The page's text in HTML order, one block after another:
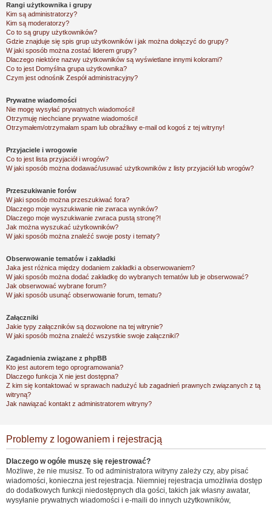
Rangi użytkownika i grupy
Kim są administratorzy?
Kim są moderatorzy?
Co to są grupy użytkowników?
Gdzie znajduje się spis grup użytkowników i jak można dołączyć do grupy?
W jaki sposób można zostać liderem grupy?
Dlaczego niektóre nazwy użytkowników są wyświetlane innymi kolorami?
Co to jest Domyślna grupa użytkownika?
Czym jest odnośnik Zespół administracyjny?
Prywatne wiadomości
Nie mogę wysyłać prywatnych wiadomości!
Otrzymuję niechciane prywatne wiadomości!
Otrzymałem/otrzymałam spam lub obraźliwy e-mail od kogoś z tej witryny!
Przyjaciele i wrogowie
Co to jest lista przyjaciół i wrogów?
W jaki sposób można dodawać/usuwać użytkowników z listy przyjaciół lub wrogów?
Przeszukiwanie forów
W jaki sposób można przeszukiwać fora?
Dlaczego moje wyszukiwanie nie zwraca wyników?
Dlaczego moje wyszukiwanie zwraca pustą stronę?!
Jak można wyszukać użytkowników?
W jaki sposób można znaleźć swoje posty i tematy?
Obserwowanie tematów i zakładki
Jaka jest różnica między dodaniem zakładki a obserwowaniem?
W jaki sposób można dodać zakładkę do wybranych tematów lub je obserwować?
Jak obserwować wybrane forum?
W jaki sposób usunąć obserwowanie forum, tematu?
Załączniki
Jakie typy załączników są dozwolone na tej witrynie?
W jaki sposób można znaleźć wszystkie swoje załączniki?
Zagadnienia związane z phpBB
Kto jest autorem tego oprogramowania?
Dlaczego funkcja X nie jest dostępna?
Z kim się kontaktować w sprawach nadużyć lub zagadnień prawnych związanych z tą
witryną?
Jak nawiązać kontakt z administratorem witryny?
Problemy z logowaniem i rejestracją
Dlaczego w ogóle muszę się rejestrować?
Możliwe, że nie musisz. To od administratora witryny zależy czy, aby pisać
wiadomości, konieczna jest rejestracja. Niemniej rejestracja umożliwia dostęp
do dodatkowych funkcji niedostępnych dla gości, takich jak własny awatar,
wysyłanie prywatnych wiadomości i e-maili do innych użytkowników,